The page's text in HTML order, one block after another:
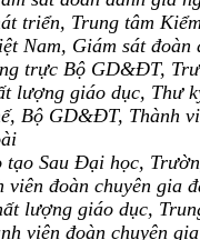
triển, Trung tâm
Nam, Giám sát đoàn
trực Bộ GD&ĐT,
lượng giáo dục, Thư
Bộ GD&ĐT, Thành
tạo Sau Đại học,
viên đoàn chuyên gia
lượng giáo dục,
viên đoàn chuyên